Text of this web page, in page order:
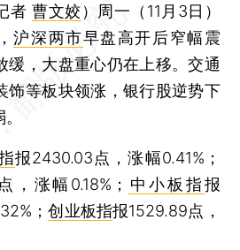
者曹文姣） 周一（11月3日）
沪深两市早盘高开后窄幅震
缓，大盘重心仍在上移。交通
饰等板块领涨，银行股逆势下
报2430.03点，涨幅0.41%；
，涨幅0.18%； 中小板指报
；创业板指报1529.89点，